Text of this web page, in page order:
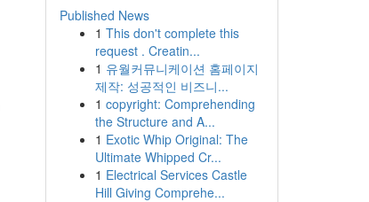
Published News
1 This don't complete this
request . Creatin...
1 유월커뮤니케이션 홈페이지
제작: 성공적인 비즈니...
1 copyright: Comprehending
the Structure and A...
1 Exotic Whip Original: The
Ultimate Whipped Cr...
1 Electrical Services Castle
Hill Giving Comprehe...